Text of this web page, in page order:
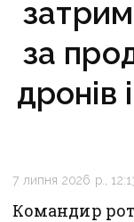
за
дронів
7 липня 2026 р.,
Командир